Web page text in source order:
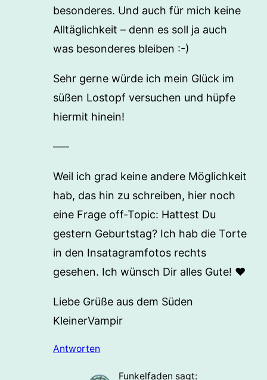
besonderes. Und auch für mich keine
Alltäglichkeit – denn es soll ja auch
was besonderes bleiben :-)
Sehr gerne würde ich mein Glück im
süßen Lostopf versuchen und hüpfe
hiermit hinein!
—–
Weil ich grad keine andere Möglichkeit
hab, das hin zu schreiben, hier noch
eine Frage off-Topic: Hattest Du
gestern Geburtstag? Ich hab die Torte
in den Insatagramfotos rechts
gesehen. Ich wünsch Dir alles Gute! ♥
Liebe Grüße aus dem Süden
KleinerVampir
Antworten
Funkelfaden sagt: